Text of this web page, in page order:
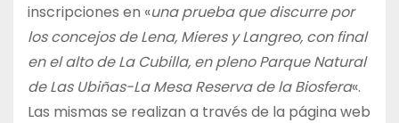
inscripciones en «una prueba que discurre por
los concejos de Lena, Mieres y Langreo, con final
en el alto de La Cubilla, en pleno Parque Natural
de Las Ubiñas-La Mesa Reserva de la Biosfera«.
Las mismas se realizan a través de la página web